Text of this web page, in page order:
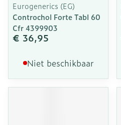
Eurogenerics (EG)
Controchol Forte Tabl 60
Cfr 4399903
€ 36,95
Niet beschikbaar